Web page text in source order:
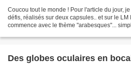
Coucou tout le monde ! Pour l'article du jour,
défis, réalisés sur deux capsules.. et sur le LM
commence avec le thème "arabesques"...
Des globes oculaires en bocal